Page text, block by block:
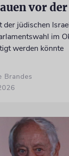
vor
der jüdischen
im
werden könnte
Brandes